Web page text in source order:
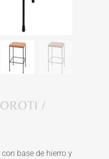
/
base de hierro y